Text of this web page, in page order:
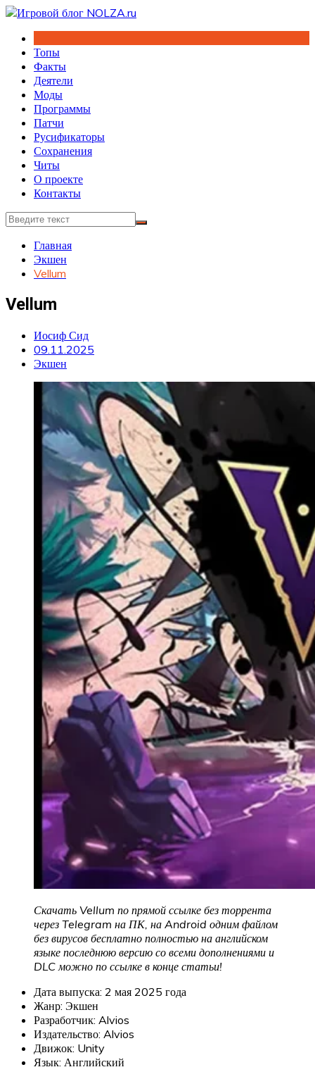
Перейти
содержимому
Топы
Факты
Деятели
Моды
Программы
Патчи
Русификаторы
Сохранения
Читы
О проекте
Контакты
Главная
Экшен
Vellum
Vellum
Иосиф Сид
09.11.2025
Экшен
Скачать Vellum по прямой ссылке без торрента
через Telegram на ПК, на Android одним файлом
без вирусов бесплатно полностью на английском
языке последнюю версию со всеми дополнениями и
DLC можно по ссылке в конце статьи!
Дата выпуска: 2 мая 2025 года
Жанр: Экшен
Разработчик: Alvios
Издательство: Alvios
Движок: Unity
Язык: Английский